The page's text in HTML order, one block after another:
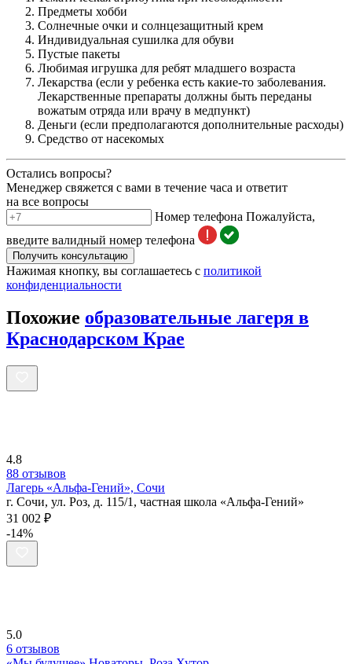
Предметы хобби
Солнечные очки и солнцезащитный крем
Индивидуальная сушилка для обуви
Пустые пакеты
Любимая игрушка для ребят младшего возраста
Лекарства (если у ребенка есть какие-то заболевания.
Лекарственные препараты должны быть переданы
вожатым отряда или врачу в медпункт)
Деньги (если предполагаются дополнительные расходы)
Средство от насекомых
Остались вопросы?
Менеджер свяжется с вами в течение часа и ответит
на все вопросы
Номер телефона Пожалуйста,
введите валидный номер телефона
Получить консультацию
Нажимая кнопку, вы соглашаетесь с политикой
конфиденциальности
Похожие образовательные лагеря в
Краснодарском Крае
4.8
88 отзывов
Лагерь «Альфа-Гений», Сочи
г. Сочи, ул. Роз, д. 115/1, частная школа «Альфа-Гений»
31 002 ₽
-14%
5.0
6 отзывов